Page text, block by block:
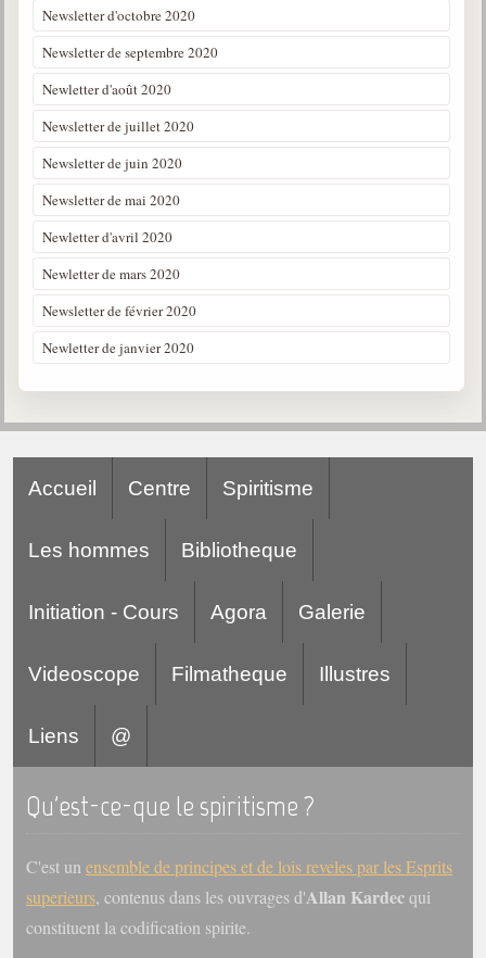
Newsletter d'octobre 2020
Newsletter de septembre 2020
Newletter d'août 2020
Newsletter de juillet 2020
Newsletter de juin 2020
Newsletter de mai 2020
Newletter d'avril 2020
Newletter de mars 2020
Newsletter de février 2020
Newletter de janvier 2020
Accueil Centre Spiritisme
Les hommes Bibliotheque
Initiation - Cours Agora Galerie
Videoscope Filmatheque Illustres
Liens @
Qu'est-ce-que le spiritisme ?
C'est un ensemble de principes et de lois reveles par les Esprits
superieurs, contenus dans les ouvrages d'Allan Kardecqui
constituent la codification spirite.